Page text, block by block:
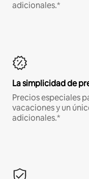
adicionales.*
La simplicidad de
Precios especiales
vacaciones y un
adicionales.*